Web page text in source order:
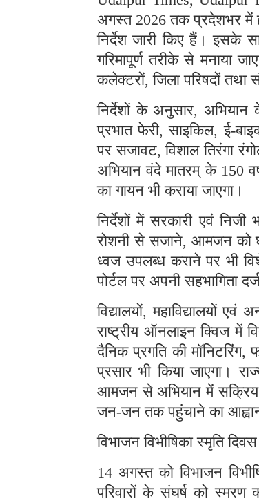
अगस्त 2026 तक प्रदेशभर में
निर्देश जारी किए हैं। इसके
गरिमापूर्ण तरीके से मनाया
कलेक्टरों, जिला परिषदों तथा
निर्देशों के अनुसार, अभियान
प्रभात फेरी, साइकिल, ई-
पर सजावट, विशाल तिरंगा
अभियान वंदे मातरम् के 150
का गायन भी कराया जाएगा।
निर्देशों में सरकारी एवं
रोशनी से सजाने, आमजन को
ध्वज उपलब्ध कराने पर भी
पोर्टल पर अपनी सहभागिता
विद्यालयों, महाविद्यालयों
राष्ट्रीय ऑनलाइन क्विज में
दैनिक प्रगति की मॉनिटरिंग,
प्रसार भी किया जाएगा।
आमजन से अभियान में सक्रिय
जन-जन तक पहुंचाने का
विभाजन विभीषिका स्मृति
14 अगस्त को विभाजन
परिवारों के संघर्ष को